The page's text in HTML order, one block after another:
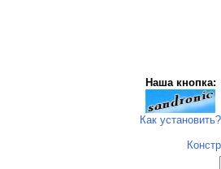
Наша кнопка:
Как установить?